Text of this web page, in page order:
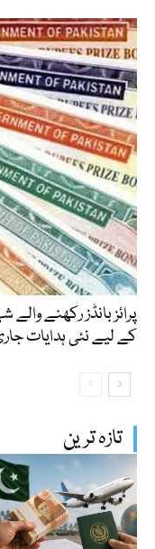
تازہ ترین
پرائز بانڈز رکھنے
کے لیے نئی ہدایات